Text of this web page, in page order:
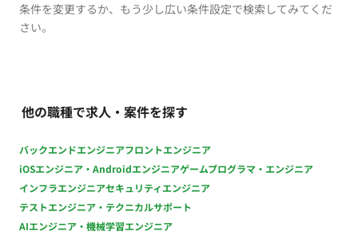
条件を変更するか、もう少し広い条件設定で検索してみてくだ
さい。
他の職種で求人・案件を探す
バックエンドエンジニアフロントエンジニア
iOSエンジニア・Androidエンジニアゲームプログラマ・エンジニア
インフラエンジニアセキュリティエンジニア
テストエンジニア・テクニカルサポート
AIエンジニア・機械学習エンジニア